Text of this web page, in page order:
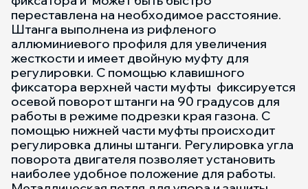
переставлена на необходимое расстояние.
Штанга выполнена из рифленого
аллюминиевого профиля для увеличения
жесткости и имеет двойную муфту для
регулировки. С помощью клавишного
фиксатора верхней части муфты фиксируется
осевой поворот штанги на 90 градусов для
работы в режиме подрезки края газона. С
помощью нижней части муфты происходит
регулировка длины штанги. Регулировка угла
поворота двигателя позволяет установить
наиболее удобное положение для работы.